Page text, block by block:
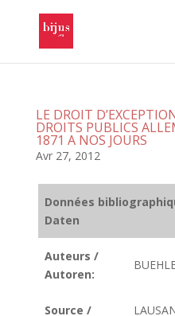
LE DROIT
DROITS PUBLICS
1871 A NOS JOURS
Avr 27, 2012
Données
Daten
Auteurs /
Autoren:
Source /